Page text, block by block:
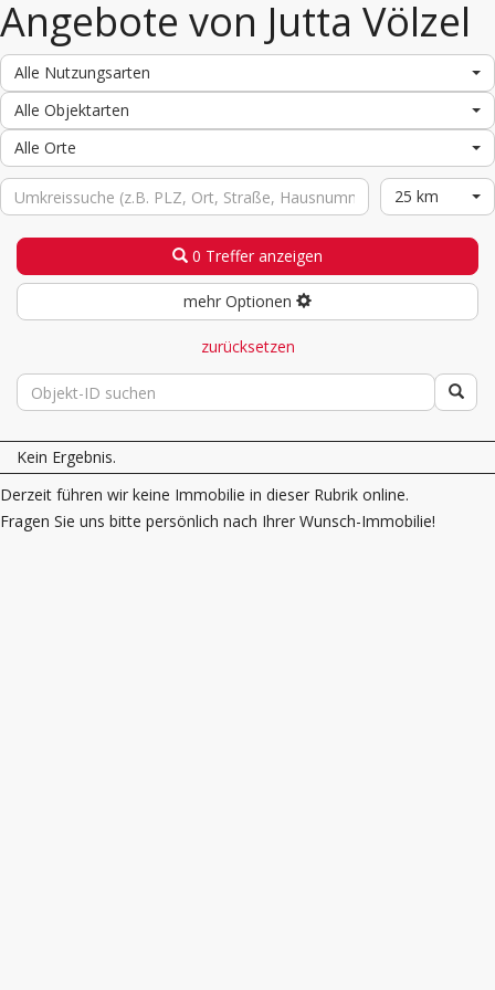
Angebote von Jutta Völzel
Alle Nutzungsarten
Alle Objektarten
Alle Orte
25 km
0 Treffer anzeigen
mehr Optionen
zurücksetzen
Kein Ergebnis.
Derzeit führen wir keine Immobilie in dieser Rubrik online.
Fragen Sie uns bitte persönlich nach Ihrer Wunsch-Immobilie!